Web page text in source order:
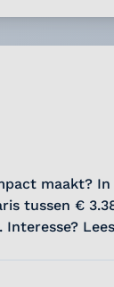
maakt?
tussen €